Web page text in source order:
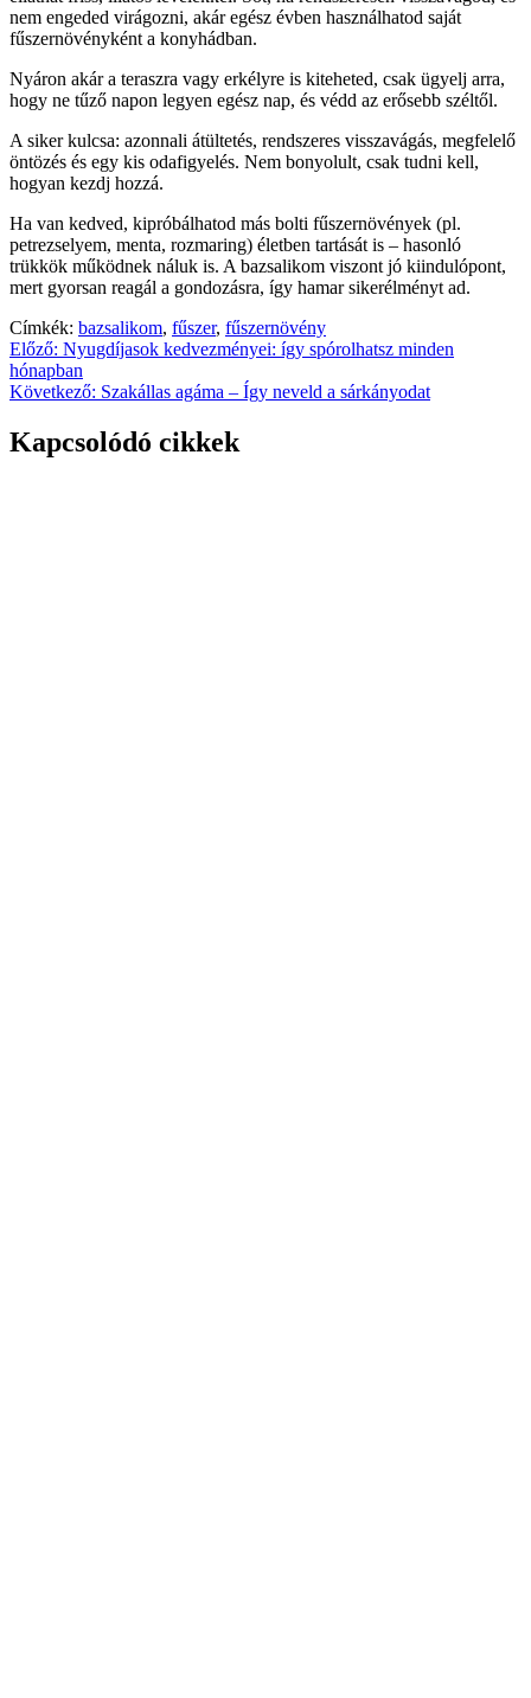
nem engeded virágozni, akár egész évben használhatod saját
fűszernövényként a konyhádban.
Nyáron akár a teraszra vagy erkélyre is kiteheted, csak ügyelj arra,
hogy ne tűző napon legyen egész nap, és védd az erősebb széltől.
A siker kulcsa: azonnali átültetés, rendszeres visszavágás, megfelelő
öntözés és egy kis odafigyelés. Nem bonyolult, csak tudni kell,
hogyan kezdj hozzá.
Ha van kedved, kipróbálhatod más bolti fűszernövények (pl.
petrezselyem, menta, rozmaring) életben tartását is – hasonló
trükkök működnek náluk is. A bazsalikom viszont jó kiindulópont,
mert gyorsan reagál a gondozásra, így hamar sikerélményt ad.
Címkék: bazsalikom, fűszer, fűszernövény
Bejegyzés
navigáció
Előző: Nyugdíjasok kedvezményei: így spórolhatsz minden
hónapban
Következő: Szakállas agáma – Így neveld a sárkányodat
Kapcsolódó cikkek